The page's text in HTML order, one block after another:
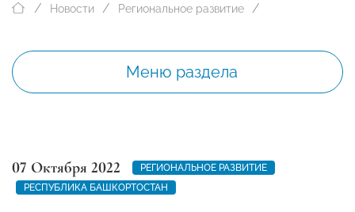
Новости Региональное развитие
Меню раздела
07 Октября 2022
РЕГИОНАЛЬНОЕ РАЗВИТИЕ
РЕСПУБЛИКА БАШКОРТОСТАН